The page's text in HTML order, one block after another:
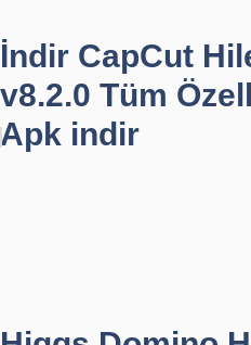
İndir CapCut
v8.2.0 Tüm
Apk indir